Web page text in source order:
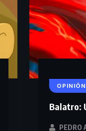
OPINIÓN
Balatro:
PEDRO